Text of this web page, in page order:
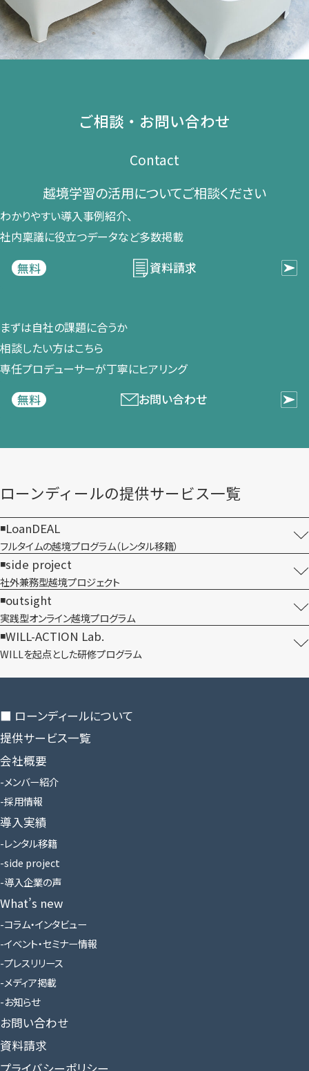
ご相談・お問い合わせ
Contact
越境学習の​活用に​ついて​ご相談ください​
わかりやすい導入事例紹介、​
社内稟議に​役立つデータなど​多数掲載
無料
資料請求
まずは​自社の​課題に​合うか​
相談したい方は​こちら
専任プロデューサーが​丁寧に​ヒアリング
無料
お問い合わせ
ローンディールの​提供サービス一覧
LoanDEAL
フルタイムの越境プログラム​（レンタル移籍）
side project
社外兼務型​越境プロジェクト
outsight
実践型オンライン​越境プログラム
WILL-ACTION Lab.
WILLを​起点とした​研修プログラム
■ ローンディールに​ついて
提供サービス一覧
会社概要
メンバー紹介
採用情報
導入実績
レンタル移籍
side project
導入企業の声
What’s new
コラム・インタビュー
イベント・セミナー情報
プレスリリース
メディア掲載
お知らせ
お問い合わせ
資料請求